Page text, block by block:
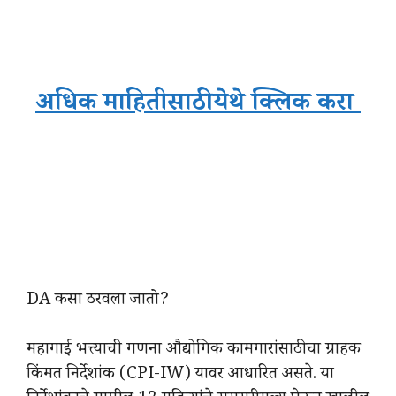
अधिक माहितीसाठी येथे क्लिक करा
DA कसा ठरवला जातो?
महागाई भत्त्याची गणना औद्योगिक कामगारांसाठीचा ग्राहक
किंमत निर्देशांक (CPI-IW) यावर आधारित असते. या